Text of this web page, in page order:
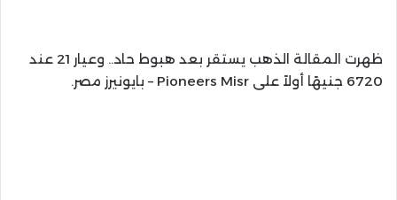
ظهرت المقالة الذهب يستقر بعد هبوط حاد.. وعيار 21 عند
6720 جنيهًا أولاً على Pioneers Misr – بايونيرز مصر.